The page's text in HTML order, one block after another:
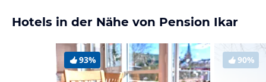
Hotels in der Nähe von Pension Ikar
93% 90%